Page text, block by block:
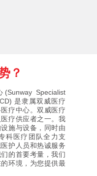
？
Specialist
是隶属双威医疗
疗中心。双威医疗
疗供应者之一。我
施与设备，同时由
科医疗团队全力支
护人员和热诚服务
的首要考量，我们
环境，为您提供最